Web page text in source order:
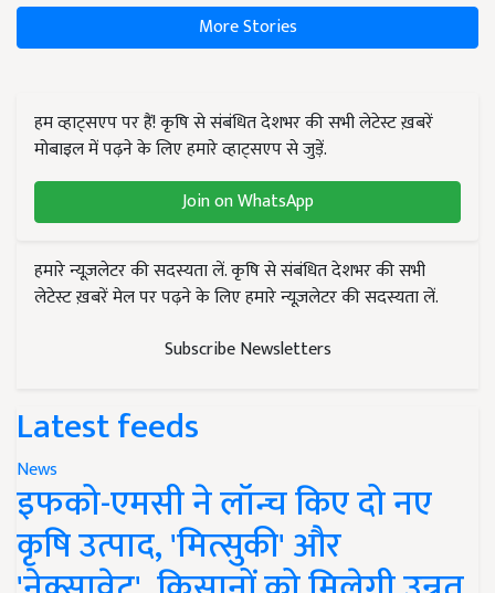
More Stories
हम व्हाट्सएप पर हैं! कृषि से संबंधित देशभर की सभी लेटेस्ट ख़बरें
मोबाइल में पढ़ने के लिए हमारे व्हाट्सएप से जुड़ें.
Join on WhatsApp
हमारे न्यूज़लेटर की सदस्यता लें. कृषि से संबंधित देशभर की सभी
लेटेस्ट ख़बरें मेल पर पढ़ने के लिए हमारे न्यूज़लेटर की सदस्यता लें.
Subscribe Newsletters
Latest feeds
News
इफको-एमसी ने लॉन्च किए दो नए
कृषि उत्पाद, 'मित्सुकी' और